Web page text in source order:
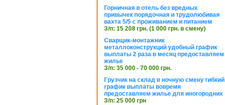
Горничная в отель без вредных
привычек порядочная и трудолюбивая
вахта 5/5 с проживанием и питанием
З/п: 15 208 грн. (1 000 грн. в смену)
Сварщик-монтажник
металлоконструкций удобный график
выплаты 2 раза в месяц предоставляем
жилье
З/п: 35 000 - 70 000 грн.
Грузчик на склад в ночную смену гибкий
график выплаты вовремя
предоставляем жилье для иногородних
З/п: 25 000 грн